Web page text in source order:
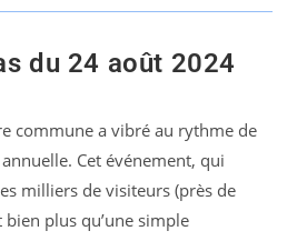
du 24 août 2024
commune a vibré au rythme de
Cet événement, qui
milliers de visiteurs (près de
plus qu’une simple